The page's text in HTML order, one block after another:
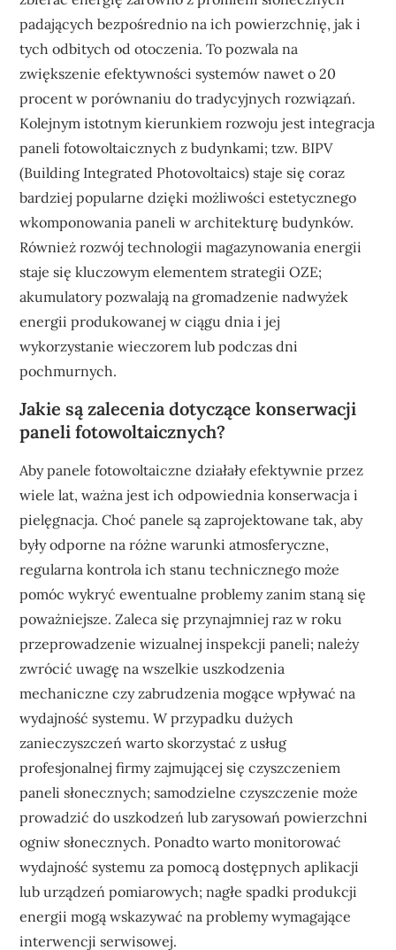
padających bezpośrednio na ich powierzchnię, jak i
tych odbitych od otoczenia. To pozwala na
zwiększenie efektywności systemów nawet o 20
procent w porównaniu do tradycyjnych rozwiązań.
Kolejnym istotnym kierunkiem rozwoju jest integracja
paneli fotowoltaicznych z budynkami; tzw. BIPV
(Building Integrated Photovoltaics) staje się coraz
bardziej popularne dzięki możliwości estetycznego
wkomponowania paneli w architekturę budynków.
Również rozwój technologii magazynowania energii
staje się kluczowym elementem strategii OZE;
akumulatory pozwalają na gromadzenie nadwyżek
energii produkowanej w ciągu dnia i jej
wykorzystanie wieczorem lub podczas dni
pochmurnych.
Jakie są zalecenia dotyczące konserwacji
paneli fotowoltaicznych?
Aby panele fotowoltaiczne działały efektywnie przez
wiele lat, ważna jest ich odpowiednia konserwacja i
pielęgnacja. Choć panele są zaprojektowane tak, aby
były odporne na różne warunki atmosferyczne,
regularna kontrola ich stanu technicznego może
pomóc wykryć ewentualne problemy zanim staną się
poważniejsze. Zaleca się przynajmniej raz w roku
przeprowadzenie wizualnej inspekcji paneli; należy
zwrócić uwagę na wszelkie uszkodzenia
mechaniczne czy zabrudzenia mogące wpływać na
wydajność systemu. W przypadku dużych
zanieczyszczeń warto skorzystać z usług
profesjonalnej firmy zajmującej się czyszczeniem
paneli słonecznych; samodzielne czyszczenie może
prowadzić do uszkodzeń lub zarysowań powierzchni
ogniw słonecznych. Ponadto warto monitorować
wydajność systemu za pomocą dostępnych aplikacji
lub urządzeń pomiarowych; nagłe spadki produkcji
energii mogą wskazywać na problemy wymagające
interwencji serwisowej.